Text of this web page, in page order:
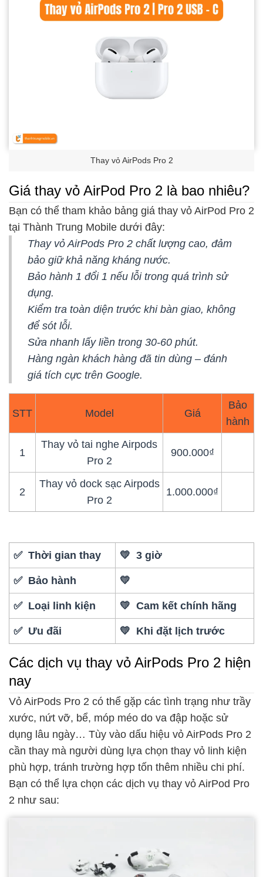
Thay vỏ AirPods Pro 2
Giá thay vỏ AirPod Pro 2 là bao nhiêu?
Bạn có thể tham khảo bảng giá thay vỏ AirPod Pro 2
tại Thành Trung Mobile dưới đây:
Thay vỏ AirPods Pro 2 chất lượng cao, đảm
bảo giữ khả năng kháng nước.
Bảo hành 1 đổi 1 nếu lỗi trong quá trình sử
dụng.
Kiểm tra toàn diện trước khi bàn giao, không
để sót lỗi.
Sửa nhanh lấy liền trong 30-60 phút.
Hàng ngàn khách hàng đã tin dùng – đánh
giá tích cực trên Google.
STT Model Giá
Bảo
hành
1
Thay vỏ tai nghe Airpods
Pro 2
900.000₫
2
Thay vỏ dock sạc Airpods
Pro 2
1.000.000₫
✅ Thời gian thay 💛 3 giờ
✅ Bảo hành 💛
✅ Loại linh kiện 💛 Cam kết chính hãng
✅ Ưu đãi 💛 Khi đặt lịch trước
Các dịch vụ thay vỏ AirPods Pro 2 hiện
nay
Vỏ AirPods Pro 2 có thể gặp các tình trạng như trầy
xước, nứt vỡ, bể, móp méo do va đập hoặc sử
dụng lâu ngày… Tùy vào dấu hiệu vỏ AirPods Pro 2
cần thay mà người dùng lựa chọn thay vỏ linh kiện
phù hợp, tránh trường hợp tốn thêm nhiều chi phí.
Bạn có thể lựa chọn các dịch vụ thay vỏ AirPod Pro
2 như sau: